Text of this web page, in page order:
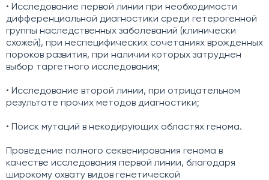
• Исследование первой линии при необходимости
дифференциальной диагностики среди гетерогенной
группы наследственных заболеваний (клинически
схожей), при неспецифических сочетаниях врожденных
пороков развития, при наличии которых затруднен
выбор таргетного исследования;
• Исследование второй линии, при отрицательном
результате прочих методов диагностики;
• Поиск мутаций в некодирующих областях генома.
Проведение полного секвенирования генома в
качестве исследования первой линии, благодаря
широкому охвату видов генетической